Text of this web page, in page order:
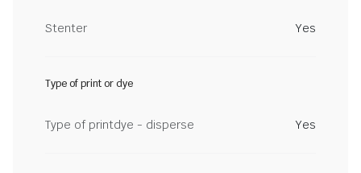
Stenter Yes
Type of print or dye
Type of printdye - disperse Yes